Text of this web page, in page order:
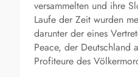
versammelten und ihre
Laufe der Zeit wurden
darunter der eines
Peace, der Deutschland
Profiteure des